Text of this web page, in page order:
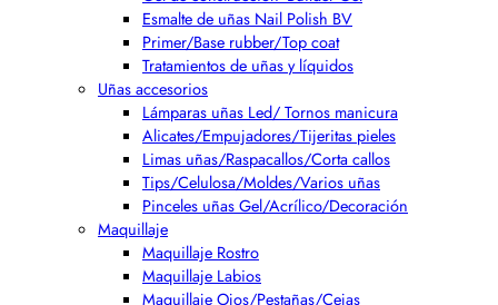
Esmalte de uñas Nail Polish BV
Primer/Base rubber/Top coat
Tratamientos de uñas y líquidos
Uñas accesorios
Lámparas uñas Led/ Tornos manicura
Alicates/Empujadores/Tijeritas pieles
Limas uñas/Raspacallos/Corta callos
Tips/Celulosa/Moldes/Varios uñas
Pinceles uñas Gel/Acrílico/Decoración
Maquillaje
Maquillaje Rostro
Maquillaje Labios
Maquillaje Ojos/Pestañas/Cejas